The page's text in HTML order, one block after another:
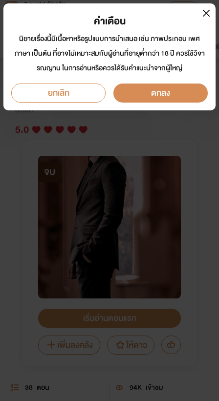
Tunwalai ธัญวลัย
หน้าแรก นิยาย อีบุ๊ก การ์ตูน
มาใหม่
ดรีมแชท ธัญลิสต์
เพลิงพิศวาส
นักเขียน: อรภาวาสิริ หญิงแพรว
อีโรติก
5.0
จบ
เริ่มอ่านตอนแรก
เพิ่มลงคลัง
ให้ดาว
38 ตอน 94K เข้าชม
คำเตือน
นิยายเรื่องนี้มีเนื้อหาหรือรูปแบบการนำเสนอ เช่น ภาพประกอบ เพศ
ภาษา เป็นต้น ที่อาจไม่เหมาะสมกับผู้อ่านที่อายุต่ำกว่า 18 ปี ควรใช้วิจา
รณญาน ในการอ่านหรือควรได้รับคำแนะนำจากผู้ใหญ่
ยกเลิก ตกลง